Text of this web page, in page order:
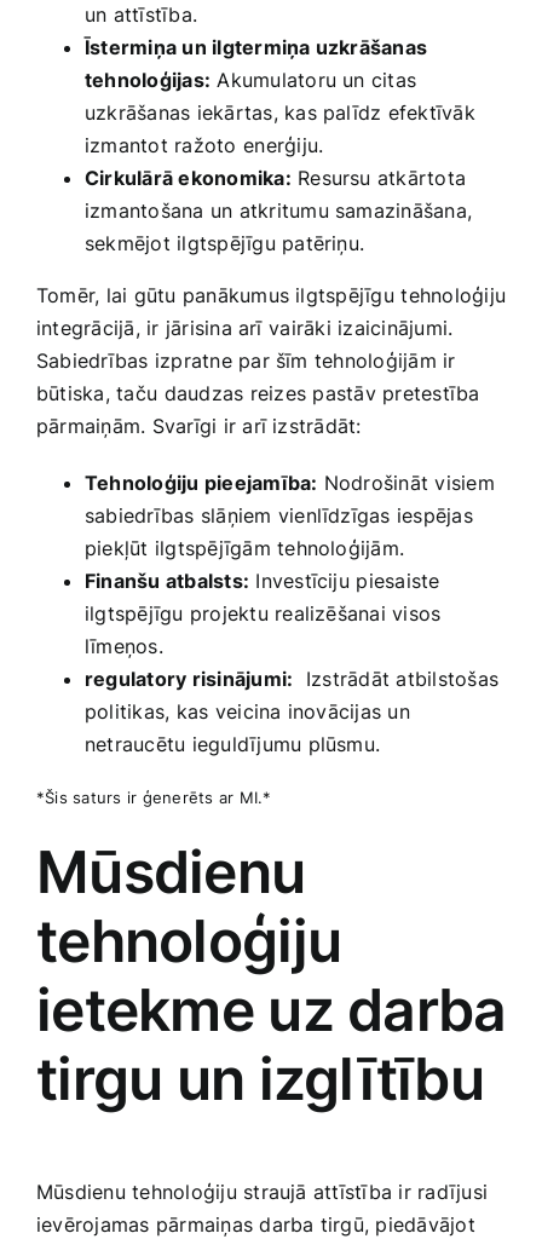
un‍ attīstība.
Īstermiņa un ilgtermiņa uzkrāšanas
tehnoloģijas: Akumulatoru un ​citas
uzkrāšanas iekārtas, kas‍ palīdz efektīvāk​
izmantot ražoto ⁣enerģiju.
Cirkulārā ekonomika: Resursu atkārtota
izmantošana un atkritumu samazināšana,
sekmējot ilgtspējīgu patēriņu.
Tomēr, lai gūtu panākumus ilgtspējīgu ⁢tehnoloģiju
​integrācijā, ir jārisina arī ⁣vairāki izaicinājumi.
Sabiedrības izpratne par šīm tehnoloģijām ir
būtiska, taču⁢ daudzas ⁢reizes pastāv‍ pretestība
pārmaiņām.‍ Svarīgi ir arī izstrādāt:
Tehnoloģiju pieejamība: Nodrošināt visiem
sabiedrības slāņiem vienlīdzīgas iespējas
piekļūt ilgtspējīgām tehnoloģijām.
Finanšu atbalsts: Investīciju⁤ piesaiste
ilgtspējīgu projektu realizēšanai visos
līmeņos.
regulatory risinājumi: ⁤ Izstrādāt atbilstošas
politikas,⁢ kas ​veicina ​inovācijas un
netraucētu ‍ieguldījumu plūsmu.
*Šis‌ saturs ir ģenerēts ‌ar⁢ MI.*
Mūsdienu ​
tehnoloģiju
ietekme uz darba⁣
tirgu un izglītību
Mūsdienu tehnoloģiju straujā attīstība ir radījusi
ievērojamas pārmaiņas darba tirgū, piedāvājot